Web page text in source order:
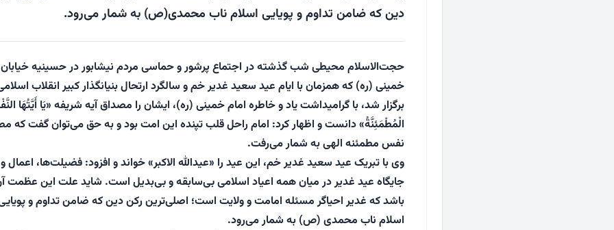
دین که ضامن تداوم و پویایی اسلام ناب محمدی(ص) به شمار می‌رود.
حجت‌الاسلام محیطی شب گذشته در اجتماع پرشور و حماسی مردم نیشابور در حسینیه خیابان
خمینی (ره) که همزمان با ایام عید سعید غدیر خم و سالگرد ارتحال بنیانگذار کبیر انقلاب
برگزار شد، با گرامیداشت یاد و خاطره امام خمینی (ره)، ایشان را مصداق آیه شریفه «یَا أَیَّتُهَا
الْمُطْمَئِنَّةُ» دانست و اظهار کرد: امام راحل قلب تپنده این امت بود و به حق می‌توان گفت که
نفس مطمئنه الهی به شمار می‌رفت.
وی با تبریک عید سعید غدیر خم، این عید را «عیدالله الاکبر» خواند و افزود: فضیلت‌ها، اعمال و
جایگاه عید غدیر در میان همه اعیاد اسلامی بی‌سابقه و بی‌بدیل است. شاید علت این عظمت
باشد که غدیر احیاگر مسئله امامت و ولایت است؛ اصلی‌ترین رکن دین که ضامن تداوم و
اسلام ناب محمدی (ص) به شمار می‌رود.